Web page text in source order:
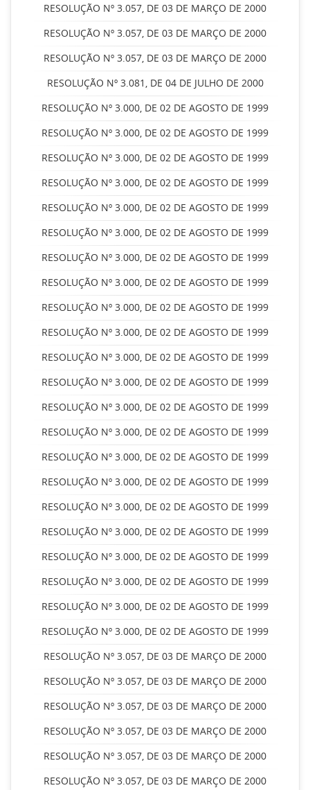
RESOLUÇÃO Nº 3.057, DE 03 DE MARÇO DE 2000
RESOLUÇÃO Nº 3.057, DE 03 DE MARÇO DE 2000
RESOLUÇÃO Nº 3.057, DE 03 DE MARÇO DE 2000
RESOLUÇÃO Nº 3.081, DE 04 DE JULHO DE 2000
RESOLUÇÃO Nº 3.000, DE 02 DE AGOSTO DE 1999
RESOLUÇÃO Nº 3.000, DE 02 DE AGOSTO DE 1999
RESOLUÇÃO Nº 3.000, DE 02 DE AGOSTO DE 1999
RESOLUÇÃO Nº 3.000, DE 02 DE AGOSTO DE 1999
RESOLUÇÃO Nº 3.000, DE 02 DE AGOSTO DE 1999
RESOLUÇÃO Nº 3.000, DE 02 DE AGOSTO DE 1999
RESOLUÇÃO Nº 3.000, DE 02 DE AGOSTO DE 1999
RESOLUÇÃO Nº 3.000, DE 02 DE AGOSTO DE 1999
RESOLUÇÃO Nº 3.000, DE 02 DE AGOSTO DE 1999
RESOLUÇÃO Nº 3.000, DE 02 DE AGOSTO DE 1999
RESOLUÇÃO Nº 3.000, DE 02 DE AGOSTO DE 1999
RESOLUÇÃO Nº 3.000, DE 02 DE AGOSTO DE 1999
RESOLUÇÃO Nº 3.000, DE 02 DE AGOSTO DE 1999
RESOLUÇÃO Nº 3.000, DE 02 DE AGOSTO DE 1999
RESOLUÇÃO Nº 3.000, DE 02 DE AGOSTO DE 1999
RESOLUÇÃO Nº 3.000, DE 02 DE AGOSTO DE 1999
RESOLUÇÃO Nº 3.000, DE 02 DE AGOSTO DE 1999
RESOLUÇÃO Nº 3.000, DE 02 DE AGOSTO DE 1999
RESOLUÇÃO Nº 3.000, DE 02 DE AGOSTO DE 1999
RESOLUÇÃO Nº 3.000, DE 02 DE AGOSTO DE 1999
RESOLUÇÃO Nº 3.000, DE 02 DE AGOSTO DE 1999
RESOLUÇÃO Nº 3.000, DE 02 DE AGOSTO DE 1999
RESOLUÇÃO Nº 3.057, DE 03 DE MARÇO DE 2000
RESOLUÇÃO Nº 3.057, DE 03 DE MARÇO DE 2000
RESOLUÇÃO Nº 3.057, DE 03 DE MARÇO DE 2000
RESOLUÇÃO Nº 3.057, DE 03 DE MARÇO DE 2000
RESOLUÇÃO Nº 3.057, DE 03 DE MARÇO DE 2000
RESOLUÇÃO Nº 3.057, DE 03 DE MARÇO DE 2000